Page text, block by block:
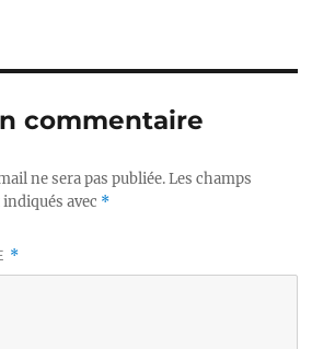
commentaire
ne sera pas publiée. Les champs
avec *
*